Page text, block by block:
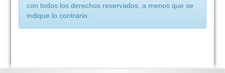
con todos los derechos reservados, a menos que se
indique lo contrario.